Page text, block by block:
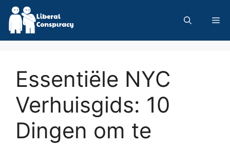
Skip
content
Essentiële NYC
Verhuisgids: 10
Dingen om te